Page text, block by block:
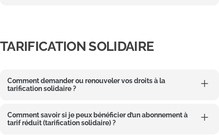
TARIFICATION SOLIDAIRE
Comment demander ou renouveler vos droits à la
tarification solidaire ?
Comment savoir si je peux bénéficier d’un abonnement à
tarif réduit (tarification solidaire) ?